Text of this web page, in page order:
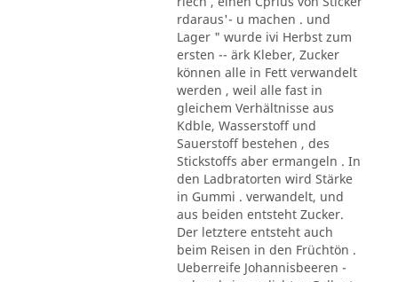
rdaraus'- u machen . und
Lager " wurde ivi Herbst zum
ersten -- ärk Kleber, Zucker
können alle in Fett verwandelt
werden , weil alle fast in
gleichem Verhältnisse aus
Kdble, Wasserstoff und
Sauerstoff bestehen , des
Stickstoffs aber ermangeln . In
den Ladbratorten wird Stärke
in Gummi . verwandelt, und
aus beiden entsteht Zucker.
Der letztere entsteht auch
beim Reisen in den Früchtön .
Ueberreife Johannisbeeren -